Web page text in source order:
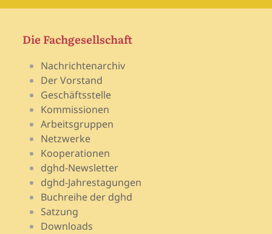
Die Fachgesellschaft
Nachrichtenarchiv
Der Vorstand
Geschäftsstelle
Kommissionen
Arbeitsgruppen
Netzwerke
Kooperationen
dghd-Newsletter
dghd-Jahrestagungen
Buchreihe der dghd
Satzung
Downloads